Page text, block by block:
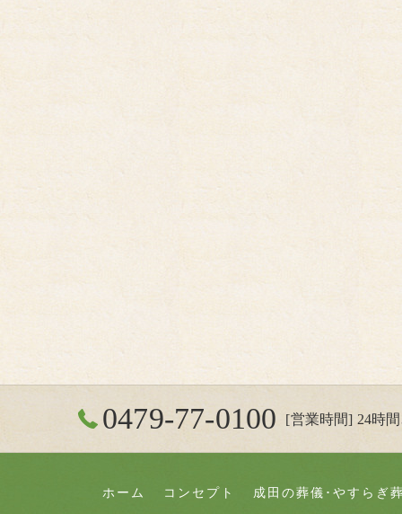
0479-77-0100 [営業時間] 24時
ホーム コンセプト 成田の葬儀･やすらぎ